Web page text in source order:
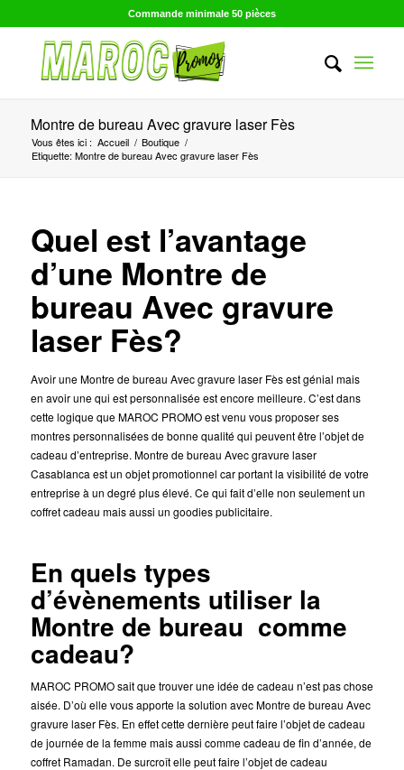
Commande minimale 50 pièces
Montre de bureau Avec gravure laser Fès
Vous êtes ici : Accueil / Boutique /
Etiquette: Montre de bureau Avec gravure laser Fès
Quel est l’avantage
d’une Montre de
bureau Avec gravure
laser Fès?
Avoir une Montre de bureau Avec gravure laser Fès est génial mais
en avoir une qui est personnalisée est encore meilleure. C’est dans
cette logique que MAROC PROMO est venu vous proposer ses
montres personnalisées de bonne qualité qui peuvent être l’objet de
cadeau d’entreprise. Montre de bureau Avec gravure laser
Casablanca est un objet promotionnel car portant la visibilité de votre
entreprise à un degré plus élevé. Ce qui fait d’elle non seulement un
coffret cadeau mais aussi un goodies publicitaire.
En quels types
d’évènements utiliser la
Montre de bureau comme
cadeau?
MAROC PROMO sait que trouver une idée de cadeau n’est pas chose
aisée. D’où elle vous apporte la solution avec Montre de bureau Avec
gravure laser Fès. En effet cette dernière peut faire l’objet de cadeau
de journée de la femme mais aussi comme cadeau de fin d’année, de
coffret Ramadan. De surcroît elle peut faire l’objet de cadeau